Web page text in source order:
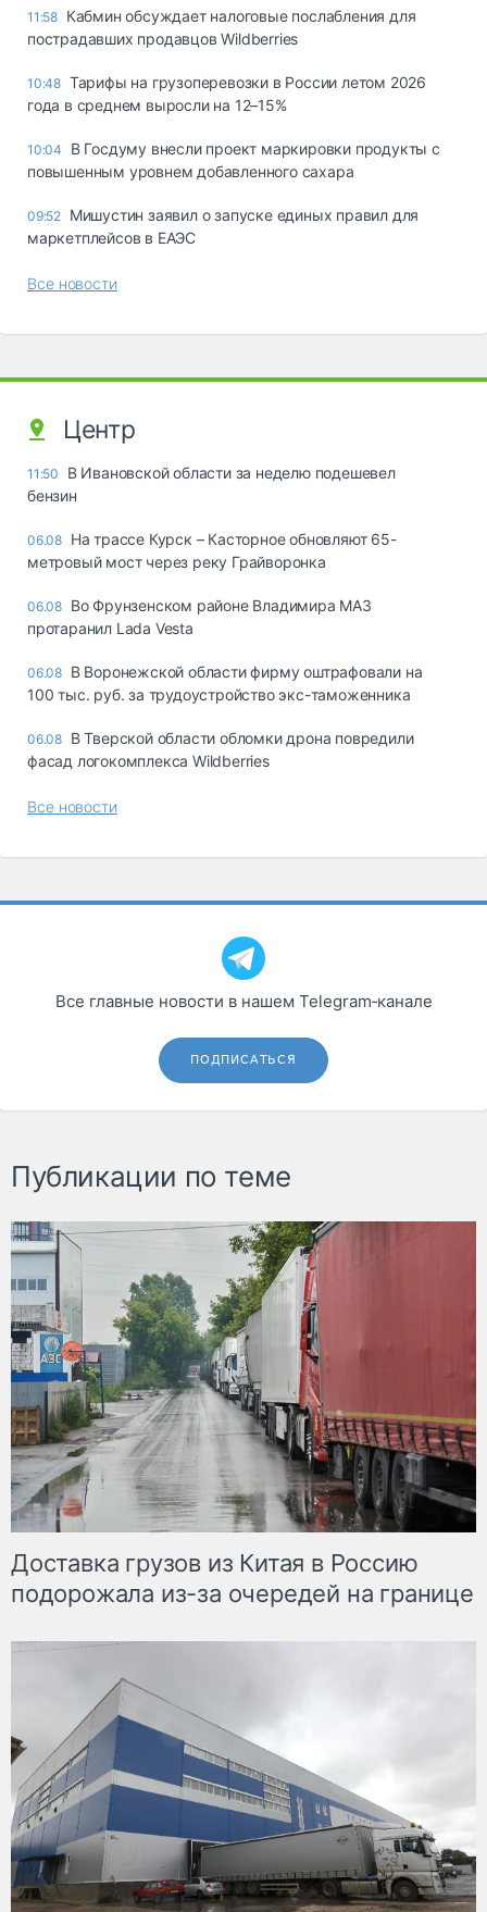
11:58 Кабмин обсуждает налоговые послабления для
пострадавших продавцов Wildberries
10:48 Тарифы на грузоперевозки в России летом 2026
года в среднем выросли на 12–15%
10:04
В Госдуму внесли проект маркировки продукты с
повышенным уровнем добавленного сахара
09:52 Мишустин заявил о запуске единых правил для
маркетплейсов в ЕАЭС
Все новости
Центр
11:50
В Ивановской области за неделю подешевел
бензин
06.08 На трассе Курск – Касторное обновляют 65-
метровый мост через реку Грайворонка
06.08 Во Фрунзенском районе Владимира МАЗ
протаранил Lada Vesta
06.08 В Воронежской области фирму оштрафовали на
100 тыс. руб. за трудоустройство экс-таможенника
06.08 В Тверской области обломки дрона повредили
фасад логокомплекса Wildberries
Все новости
Все главные новости в нашем Telegram‑канале
ПОДПИСАТЬСЯ
Публикации по теме
Доставка грузов из Китая в Россию
подорожала из-за очередей на границе